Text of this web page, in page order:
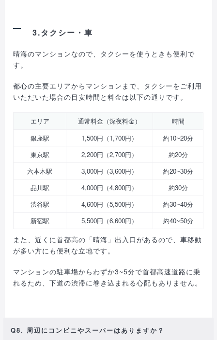
3.タクシー・車
晴海のマンションなので、タクシーを使うときも便利で
す。
都心の主要エリアからマンションまで、タクシーをご利用
いただいた場合の目安時間と料金は以下の通りです。
エリア 通常料金（深夜料金）
時間
銀座駅
1,500円（1,700円）
約10~20分
東京駅
2,200円（2,700円）
約20分
六本木駅
3,000円（3,600円）
約20~30分
品川駅
4,000円（4,800円）
約30分
渋谷駅
4,600円（5,500円）
約30~40分
新宿駅
5,500円（6,600円） 約40~50分
また、近くに首都高の「晴海」出入口があるので、車移動
が多い方にも便利な立地です。
マンションの駐車場からわずか3~5分で首都高速道路に乗
れるため、下道の渋滞に巻き込まれる心配もありません。
Q8. 周辺にコンビニやスーパーはありますか？